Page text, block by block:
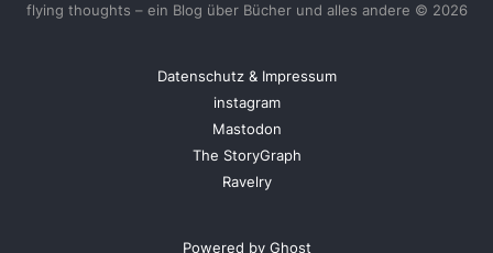
flying thoughts – ein Blog über Bücher und alles andere © 2026
Datenschutz & Impressum
instagram
Mastodon
The StoryGraph
Ravelry
Powered by Ghost